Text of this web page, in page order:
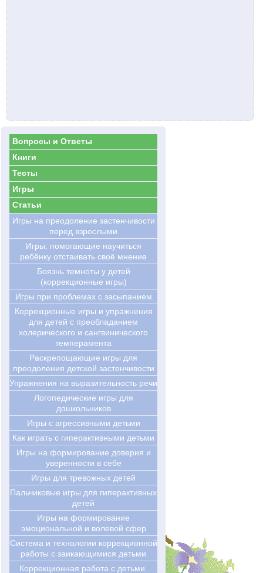
Вопросы и Ответы
Книги
Тесты
Игры
Статьи
Игры на преодоление застенчивости
перед взрослыми
Игры, помогающие научиться
ребёнку отстаивать своё мнение
Боязнь темноты у детей
(коррекционные игры)
Игры при проблемах с засыпанием
Коррекционные игры и упражнения
для детей с преобладанием
холерического и сангвинического
темперамента
Раскрепощающие игры для
преодоления детской застенчивости
Упражнения на выразительность речи
Логопедические игры для
дошкольников
Игры с агрессивными детьми
Как играть с гиперактивными детьми
Игры на формирование доверия и
уверенности в себе
Игры для тревожных детей
Пальчиковые игры для гиперактивных
детей
Игры на формирование
эмоциональной и волевой сфер
Система и технологии коррекционной
работы с заикающимися детьми
Коррекционная работа с детьми.